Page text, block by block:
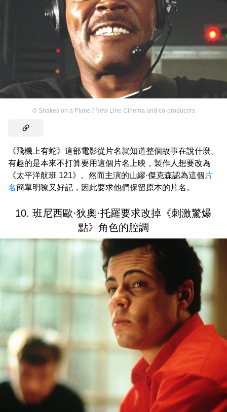
© Snakes on a Plane / New Line Cinema and co-producers
《飛機上有蛇》這部電影從片名就知道整個故事在說什麼。
有趣的是本來不打算要用這個片名上映，製作人想要改為
《太平洋航班 121》。然而主演的山繆·傑克森認為這個 片
名簡單明嘹又好記，因此要求他們保留原本的片名。
10. 班尼西歐·狄奧·托羅要求改掉《刺激驚爆
點》角色的腔調